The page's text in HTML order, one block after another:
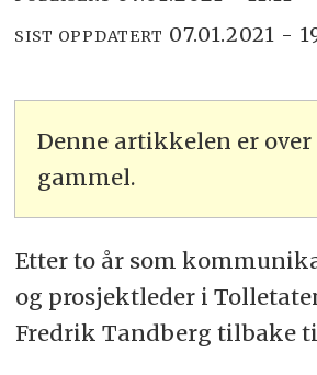
SIST OPPDATERT 07.01.2021 -
Denne artikkelen er over
gammel.
Etter to år som
og prosjektleder i
Fredrik Tandberg tilbake